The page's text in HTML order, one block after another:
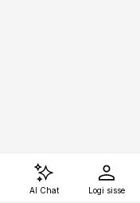
AI Chat Logi sisse